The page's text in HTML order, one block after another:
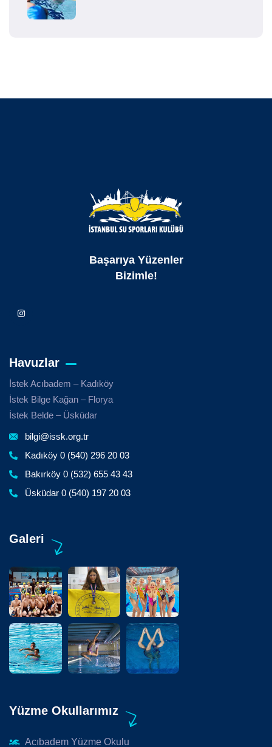
Başarıya Yüzenler
Bizimle!
Havuzlar
İstek Acıbadem – Kadıköy
İstek Bilge Kağan – Florya
İstek Belde – Üsküdar
bilgi@issk.org.tr
Kadıköy 0 (540) 296 20 03
Bakırköy 0 (532) 655 43 43
Üsküdar 0 (540) 197 20 03
Galeri
Yüzme Okullarımız
Acıbadem Yüzme Okulu